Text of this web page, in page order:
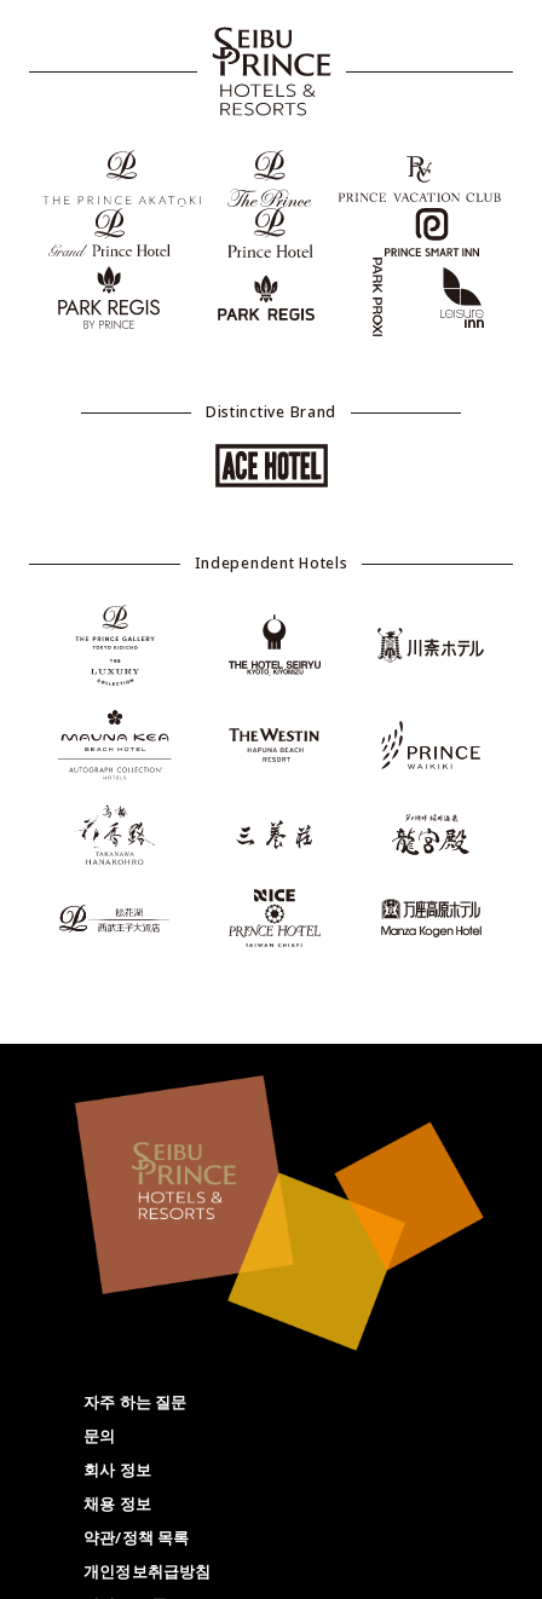
Distinctive Brand
Independent Hotels
자주 하는 질문
문의
회사 정보
채용 정보
약관/정책 목록
개인정보취급방침